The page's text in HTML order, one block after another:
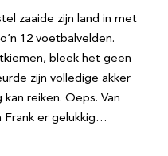
zaaide zijn land in met
12 voetbalvelden.
bleek het geen
zijn volledige akker
reiken. Oeps. Van
er gelukkig…